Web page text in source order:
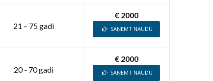
21 – 75 gadi
€ 2000
SAŅEMT NAUDU
20 - 70 gadi
€ 2000
SAŅEMT NAUDU